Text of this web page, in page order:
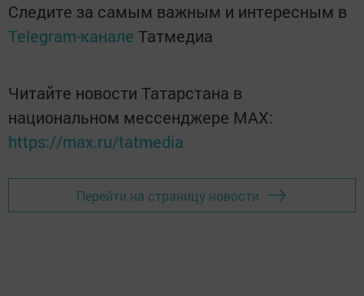
Следите за самым важным и интересным в
Telegram-канале Татмедиа
Читайте новости Татарстана в
национальном мессенджере MАХ:
https://max.ru/tatmedia
Перейти на страницу новости